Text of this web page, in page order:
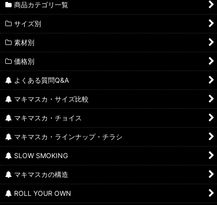
商品カテゴリ一覧
サイズ別
素材別
価格別
よくある質問Q&A
マキマスカ・サイズ比較
マキマスカ・チョイス
マキマスカ・ラインナップ・チラシ
SLOW SMOKING
マキマスカの構造
ROLL YOUR OWN